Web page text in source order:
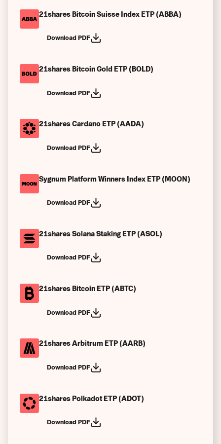
21shares Bitcoin Suisse Index ETP (ABBA)
Download PDF
21shares Bitcoin Gold ETP (BOLD)
Download PDF
21shares Cardano ETP (AADA)
Download PDF
Sygnum Platform Winners Index ETP (MOON)
Download PDF
21shares Solana Staking ETP (ASOL)
Download PDF
21shares Bitcoin ETP (ABTC)
Download PDF
21shares Arbitrum ETP (AARB)
Download PDF
21shares Polkadot ETP (ADOT)
Download PDF